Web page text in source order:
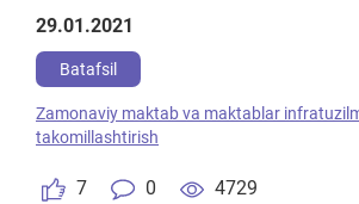
amalga oshirish.
29.01.2021
Batafsil
7 0 4729
Zamonaviy maktab va maktablar
takomillashtirish